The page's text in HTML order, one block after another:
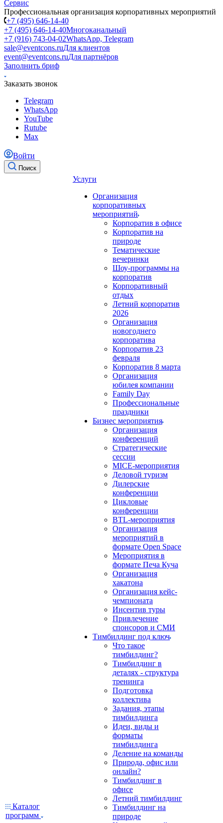
Профессиональная организация корпоративных мероприятий
+7 (495) 646-14-40
+7 (495) 646-14-40Многоканальный
+7 (916) 743-04-02WhatsApp, Telegram
sale@eventcons.ruДля клиентов
event@eventcons.ruДля партнёров
Заполнить бриф
Заказать звонок
Telegram
WhatsApp
YouTube
Rutube
Max
Войти
Поиск
Каталог
программ
Услуги
Организация
корпоративных
мероприятий
Корпоратив в офисе
Корпоратив на
природе
Тематические
вечеринки
Шоу-программы на
корпоратив
Корпоративный
отдых
Летний корпоратив
2026
Организация
новогоднего
корпоратива
Корпоратив 23
февраля
Корпоратив 8 марта
Организация
юбилея компании
Family Day
Профессиональные
праздники
Бизнес мероприятия
Организация
конференций
Стратегические
сессии
MICE-мероприятия
Деловой туризм
Дилерские
конференции
Цикловые
конференции
BTL-мероприятия
Организация
мероприятий в
формате Open Space
Мероприятия в
формате Печа Куча
Организация
хакатона
Организация кейс-
чемпионата
Инсентив туры
Привлечение
спонсоров и СМИ
Тимбилдинг под ключ
Что такое
тимбилдинг?
Тимбилдинг в
деталях - структура
тренинга
Подготовка
коллектива
Задания, этапы
тимбилдинга
Идеи, виды и
форматы
тимбилдинга
Деление на команды
Природа, офис или
онлайн?
Тимбилдинг в
офисе
Летний тимбилдинг
Тимбилдинг на
природе